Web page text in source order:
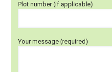
Plot number (if applicable)
Your message (required)